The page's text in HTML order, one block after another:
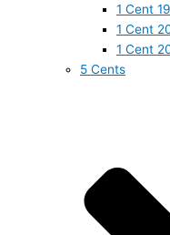
1 Cent
1 Cent
1 Cent
5 Cents